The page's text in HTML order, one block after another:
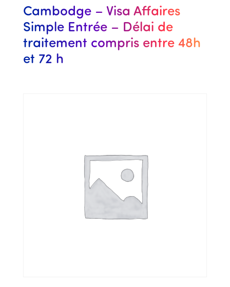
Cambodge – Visa Affaires
Simple Entrée – Délai de
traitement compris entre 48h
et 72 h